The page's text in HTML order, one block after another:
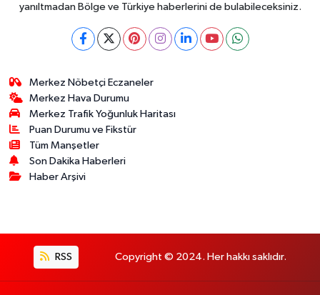
yanıltmadan Bölge ve Türkiye haberlerini de bulabileceksiniz.
Merkez Nöbetçi Eczaneler
Merkez Hava Durumu
Merkez Trafik Yoğunluk Haritası
Puan Durumu ve Fikstür
Tüm Manşetler
Son Dakika Haberleri
Haber Arşivi
RSS Copyright © 2024. Her hakkı saklıdır.